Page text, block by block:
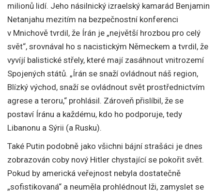
milionů lidí. Jeho násilnický izraelský kamarád Benjamin
Netanjahu mezitím na bezpečnostní konferenci
v Mnichově tvrdil, že Írán je „největší hrozbou pro celý
svět“, srovnával ho s nacistickým Německem a tvrdil, že
vyvíjí balistické střely, které mají zasáhnout vnitrozemí
Spojených států. „Írán se snaží ovládnout náš region,
Blízký východ, snaží se ovládnout svět prostřednictvím
agrese a teroru,“ prohlásil. Zároveň přislíbil, že se
postaví Íránu a každému, kdo ho podporuje, tedy
Libanonu a Sýrii (a Rusku).
Také Putin podobně jako všichni bájní strašáci je dnes
zobrazován coby nový Hitler chystající se pokořit svět.
Pokud by americká veřejnost nebyla dostatečně
„sofistikovaná“ a neuměla prohlédnout lži, zamyslet se